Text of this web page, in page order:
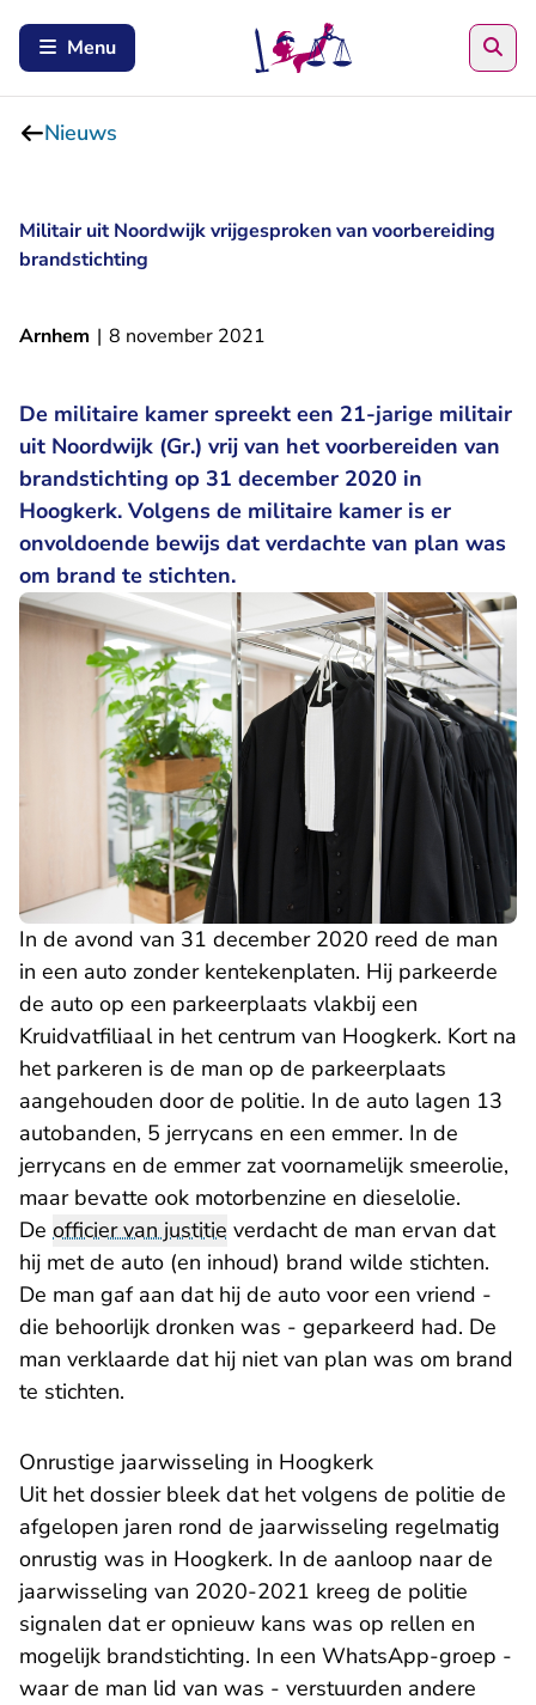
Menu
Nieuws
Militair uit Noordwijk vrijgesproken van voorbereiding
brandstichting
Arnhem | 8 november 2021
De militaire kamer spreekt een 21-jarige militair
uit Noordwijk (Gr.) vrij van het voorbereiden van
brandstichting op 31 december 2020 in
Hoogkerk. Volgens de militaire kamer is er
onvoldoende bewijs dat verdachte van plan was
om brand te stichten.
In de avond van 31 december 2020 reed de man
in een auto zonder kentekenplaten. Hij parkeerde
de auto op een parkeerplaats vlakbij een
Kruidvatfiliaal in het centrum van Hoogkerk. Kort na
het parkeren is de man op de parkeerplaats
aangehouden door de politie. In de auto lagen 13
autobanden, 5 jerrycans en een emmer. In de
jerrycans en de emmer zat voornamelijk smeerolie,
maar bevatte ook motorbenzine en dieselolie.
De officier van justitie verdacht de man ervan dat
hij met de auto (en inhoud) brand wilde stichten.
De man gaf aan dat hij de auto voor een vriend -
die behoorlijk dronken was - geparkeerd had. De
man verklaarde dat hij niet van plan was om brand
te stichten.
​Onrustige jaarwisseling in Hoogkerk
Uit het dossier bleek dat het volgens de politie de
afgelopen jaren rond de jaarwisseling regelmatig
onrustig was in Hoogkerk. In de aanloop naar de
jaarwisseling van 2020-2021 kreeg de politie
signalen dat er opnieuw kans was op rellen en
mogelijk brandstichting. In een WhatsApp-groep -
waar de man lid van was - verstuurden andere